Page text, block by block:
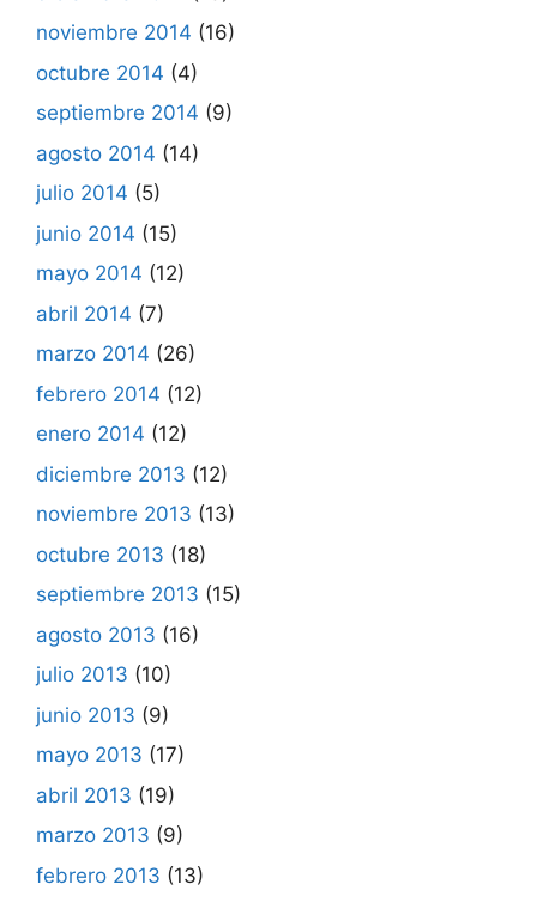
noviembre 2014 (16)
octubre 2014 (4)
septiembre 2014 (9)
agosto 2014 (14)
julio 2014 (5)
junio 2014 (15)
mayo 2014 (12)
abril 2014 (7)
marzo 2014 (26)
febrero 2014 (12)
enero 2014 (12)
diciembre 2013 (12)
noviembre 2013 (13)
octubre 2013 (18)
septiembre 2013 (15)
agosto 2013 (16)
julio 2013 (10)
junio 2013 (9)
mayo 2013 (17)
abril 2013 (19)
marzo 2013 (9)
febrero 2013 (13)